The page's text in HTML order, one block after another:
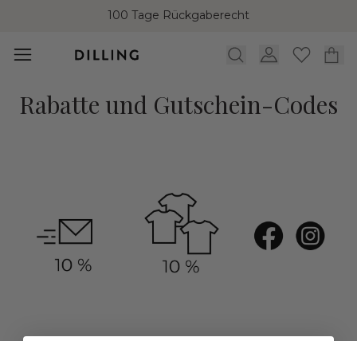
100 Tage Rückgaberecht
Rabatte und Gutschein-Codes